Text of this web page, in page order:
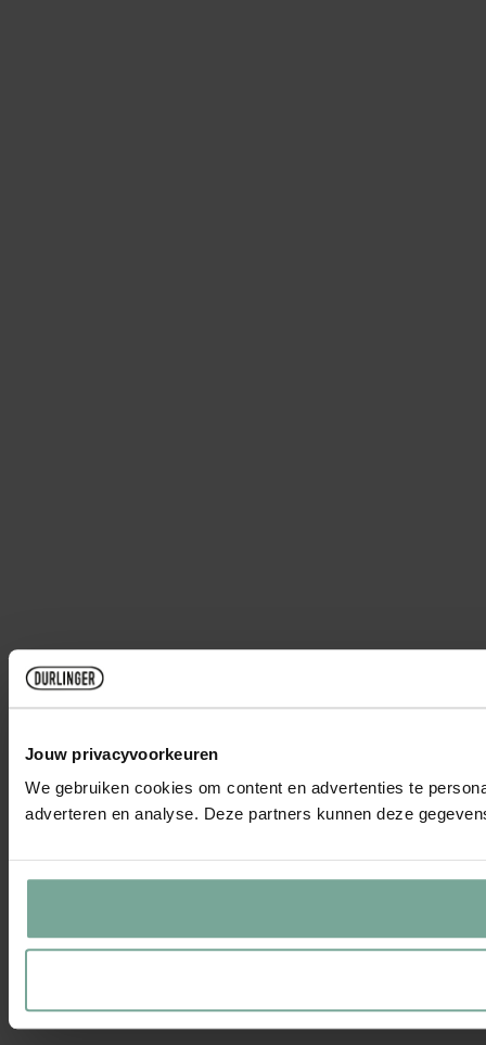
Jouw privacyvoorkeuren
We gebruiken cookies om content en advertenties te
adverteren en analyse. Deze partners kunnen deze